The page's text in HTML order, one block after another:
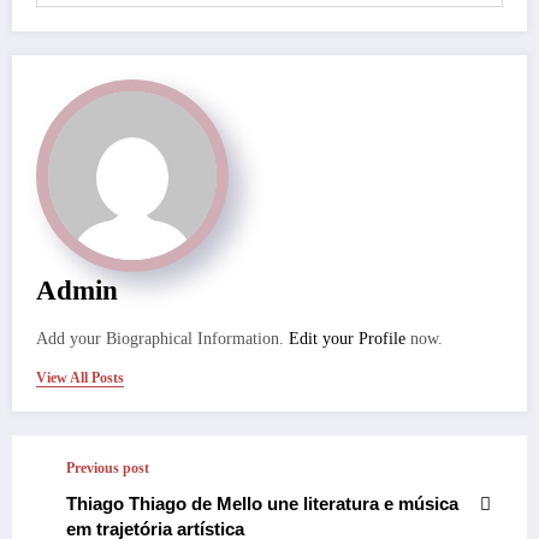
Admin
Add your Biographical Information. Edit your Profile now.
View All Posts
Previous post
Thiago Thiago de Mello une literatura e música
em trajetória artística